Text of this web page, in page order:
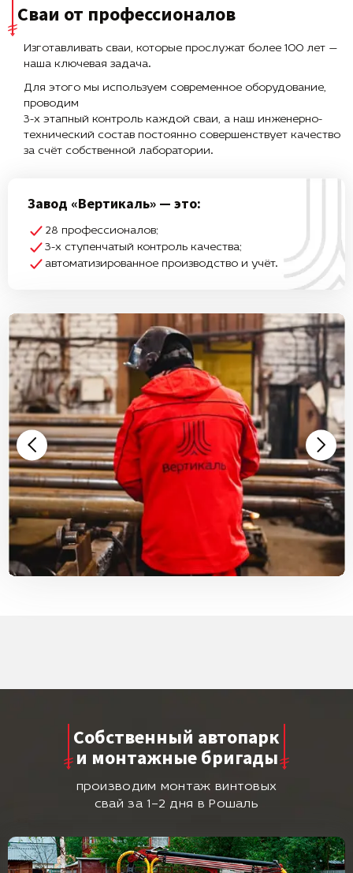
Сваи от профессионалов
Изготавливать сваи, которые прослужат более 100 лет —
наша ключевая задача.
Для этого мы используем современное оборудование,
проводим
3-х этапный контроль каждой сваи, а наш инженерно-
технический состав постоянно совершенствует качество
за счёт собственной лаборатории.
Завод «Вертикаль» — это:
28 профессионалов;
3-х ступенчатый контроль качества;
автоматизированное производство и учёт.
Собственный автопарк
и монтажные бригады
производим монтаж винтовых
свай за 1–2 дня в Рошаль